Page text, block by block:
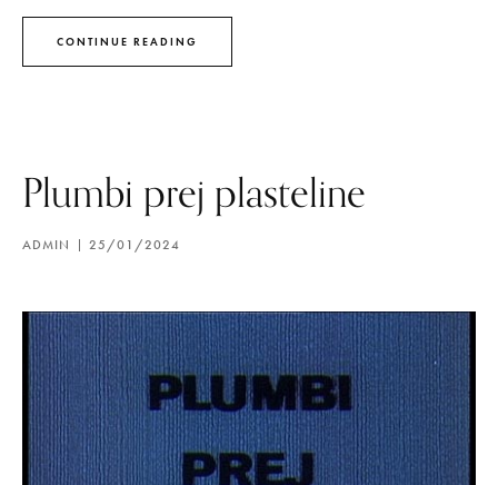
CONTINUE READING
Plumbi prej plasteline
ADMIN 25/01/2024